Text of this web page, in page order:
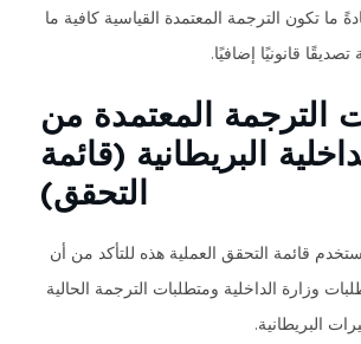
ما تكون الترجمة المعتمدة القياسية كافية ما
قانونيًا إضافيًا.
الترجمة المعتمدة من
البريطانية (قائمة
التحقق)
قائمة التحقق العملية هذه للتأكد من أن
وزارة الداخلية ومتطلبات الترجمة الحالية
البريطانية.